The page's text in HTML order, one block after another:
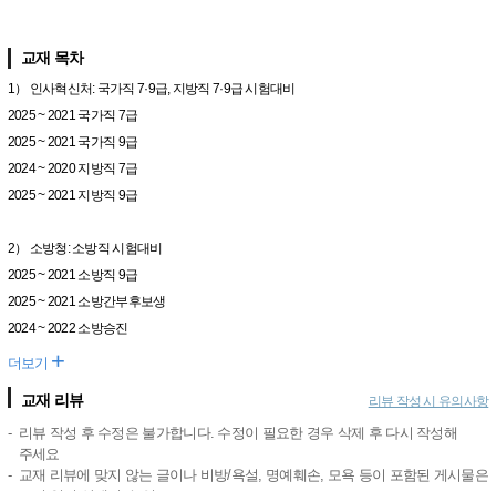
교재 목차
1） 인사혁신처: 국가직 7·9급, 지방직 7·9급 시험대비
2025 ~ 2021 국가직 7급
2025 ~ 2021 국가직 9급
2024 ~ 2020 지방직 7급
2025 ~ 2021 지방직 9급
2） 소방청: 소방직 시험대비
2025 ~ 2021 소방직 9급
2025 ~ 2021 소방간부후보생
2024 ~ 2022 소방승진
더보기 +
교재 리뷰 리뷰 작성 시 유의사항
리뷰 작성 후 수정은 불가합니다. 수정이 필요한 경우 삭제 후 다시 작성해
주세요
교재 리뷰에 맞지 않는 글이나 비방/욕설, 명예훼손, 모욕 등이 포함된 게시물은